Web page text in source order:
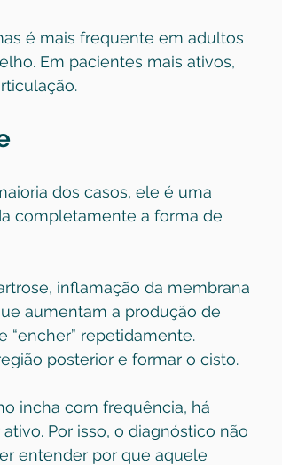
é mais frequente em adultos
Em pacientes mais ativos,
dos casos, ele é uma
completamente a forma de
inflamação da membrana
aumentam a produção de
“encher” repetidamente.
posterior e formar o cisto.
incha com frequência, há
Por isso, o diagnóstico não
entender por que aquele